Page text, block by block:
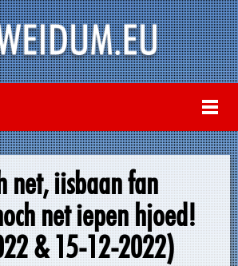
net, iisbaan fan
net iepen hjoed!
& 15-12-2022)